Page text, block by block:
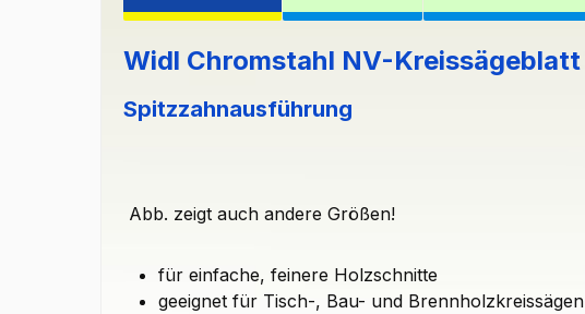
Widl Chromstahl NV-Kreissägeblatt
Spitzzahnausführung
Abb. zeigt auch andere Größen!
für einfache, feinere Holzschnitte
geeignet für Tisch-, Bau- und Brennholzkreissägen